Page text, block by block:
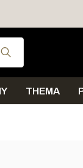
BE
Gebruik de
THEMA